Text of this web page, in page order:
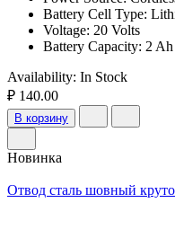
Battery Cell Type:
Voltage: 20 Volts
Battery Capacity: 2 Ah
Availability: In Stock
₽ 140.00
В корзину
Новинка
Отвод сталь шовный